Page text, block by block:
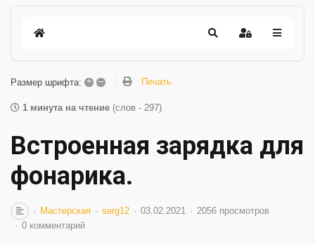
Размер шрифта: + – Печать
1 минута на чтение (слов - 297)
Встроенная зарядка для
фонарика.
Мастерская serg12 03.02.2021
2056 просмотров
0 комментарий